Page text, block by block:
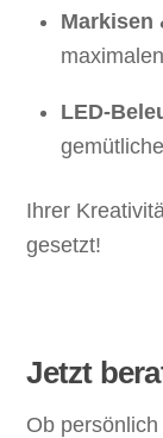
Markisen
LED-
Ihrer
gesetzt!
Jetzt
Ob